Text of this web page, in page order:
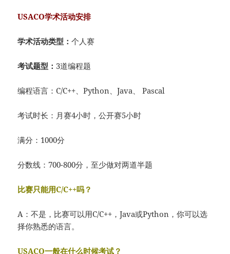
USACO学术活动安排
学术活动类型：个人赛
考试题型： 3道编程题
编程语言：C/C++、Python、Java、 Pascal
考试时长：月赛4小时，公开赛5小时
满分：1000分
分数线：700-800分，至少做对两道半题
比赛只能用C/C++吗？
A：不是，比赛可以用C/C++，Java或Python，你可以选
择你熟悉的语言。
USACO一般在什么时候考试？